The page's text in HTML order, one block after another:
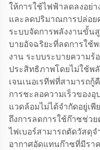
ให้การใช้ไฟฟ้าลดลงอย่
และลดปริมาณการปล่อย
ระบบจัดการพลังงานขั้น
บายอัจฉริยะที่ลดการใช้
งาน ระบบระบายความ
ประสิทธิภาพโดยไม่ใช้พ
เจนเนอเรทีฟที่สามารถ
การชะลอความเร็วของ
แวดล้อมไม่ได้จำกัดอยู่เ
ถึงการลดการใช้ก๊าซช่วย
ไฟเบอร์สามารถตัดวัสดุ
อากาศอัดแทนก๊าซที่มีรา